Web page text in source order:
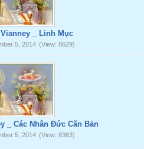
_ Linh Mục
5, 2014 (View: 8629)
_ Các Nhân Đức Căn Bản
5, 2014 (View: 8363)